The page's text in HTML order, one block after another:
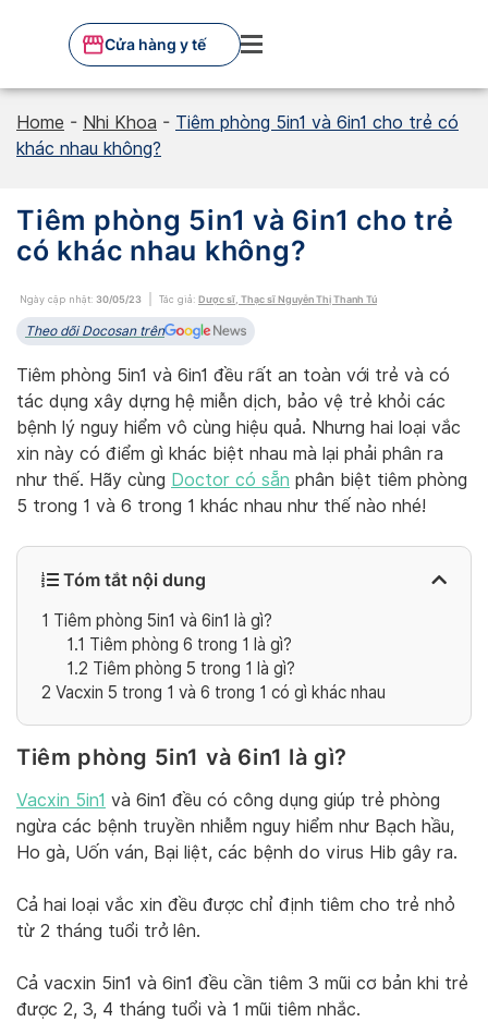
Cửa hàng y tế
Home - Nhi Khoa - Tiêm phòng 5in1 và 6in1 cho trẻ có
khác nhau không?
Tiêm phòng 5in1 và 6in1 cho trẻ
có khác nhau không?
Ngày cập nhật: 30/05/23 Tác giả: Dược sĩ, Thạc sĩ Nguyễn Thị Thanh Tú
Theo dõi Docosan trên
Tiêm phòng 5in1 và 6in1 đều rất an toàn với trẻ và có
tác dụng xây dựng hệ miễn dịch, bảo vệ trẻ khỏi các
bệnh lý nguy hiểm vô cùng hiệu quả. Nhưng hai loại vắc
xin này có điểm gì khác biệt nhau mà lại phải phân ra
như thế. Hãy cùng Doctor có sẵn phân biệt tiêm phòng
5 trong 1 và 6 trong 1 khác nhau như thế nào nhé!
Tóm tắt nội dung
1 Tiêm phòng 5in1 và 6in1 là gì?
1.1 Tiêm phòng 6 trong 1 là gì?
1.2 Tiêm phòng 5 trong 1 là gì?
2 Vacxin 5 trong 1 và 6 trong 1 có gì khác nhau
Tiêm phòng 5in1 và 6in1 là gì?
Vacxin 5in1 và 6in1 đều có công dụng giúp trẻ phòng
ngừa các bệnh truyền nhiễm nguy hiểm như Bạch hầu,
Ho gà, Uốn ván, Bại liệt, các bệnh do virus Hib gây ra.
Cả hai loại vắc xin đều được chỉ định tiêm cho trẻ nhỏ
từ 2 tháng tuổi trở lên.
Cả vacxin 5in1 và 6in1 đều cần tiêm 3 mũi cơ bản khi trẻ
được 2, 3, 4 tháng tuổi và 1 mũi tiêm nhắc.